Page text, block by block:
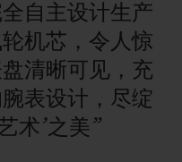
自主设计生产
机芯，令人惊
清晰可见，充
表设计，尽绽
术’之美”